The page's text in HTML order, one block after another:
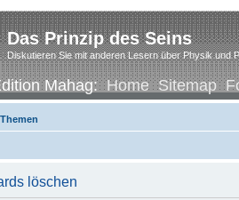
Das Prinzip des Seins
Diskutieren Sie mit anderen Lesern über Physik und
Mahag:Home Sitemap
löschen